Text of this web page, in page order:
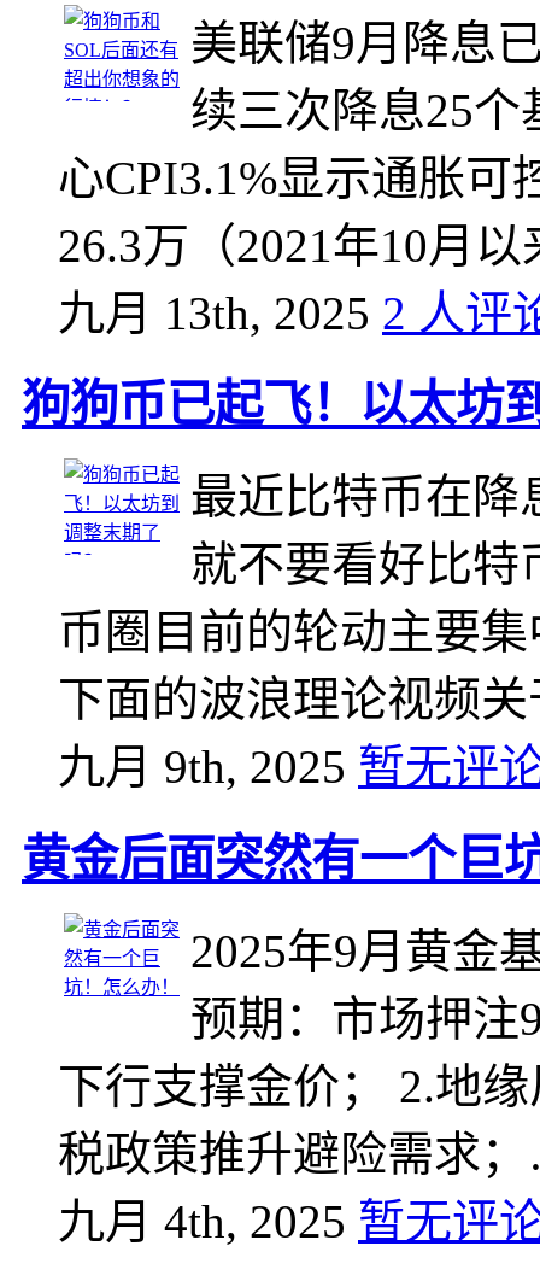
美联储9月降息
续三次降息25个
心CPI3.1%显示通胀
26.3万（2021年10月
九月 13th, 2025 2 人评
狗狗币已起飞！以太坊
最近比特币在降
就不要看好比特
币圈目前的轮动主要
下面的波浪理论视频
九月 9th, 2025 暂无评
黄金后面突然有一个巨
2025年9月黄金
预期‌：市场押注
下行支撑金价； ‌2.地
税政策推升避险需求
九月 4th, 2025 暂无评